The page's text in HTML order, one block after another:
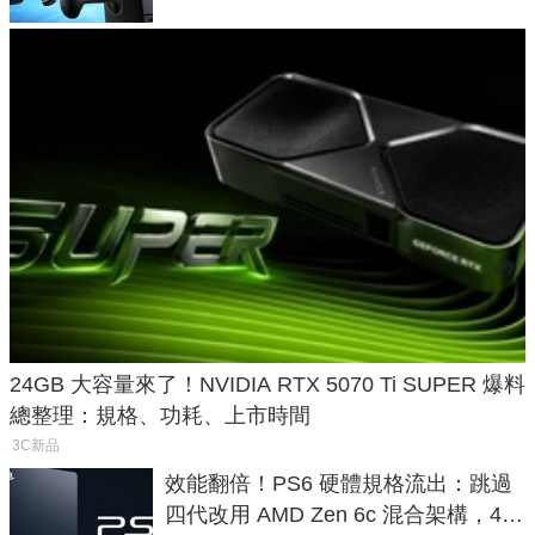
24GB 大容量來了！NVIDIA RTX 5070 Ti SUPER 爆料
總整理：規格、功耗、上市時間
3C新品
效能翻倍！PS6 硬體規格流出：跳過
四代改用 AMD Zen 6c 混合架構，4K